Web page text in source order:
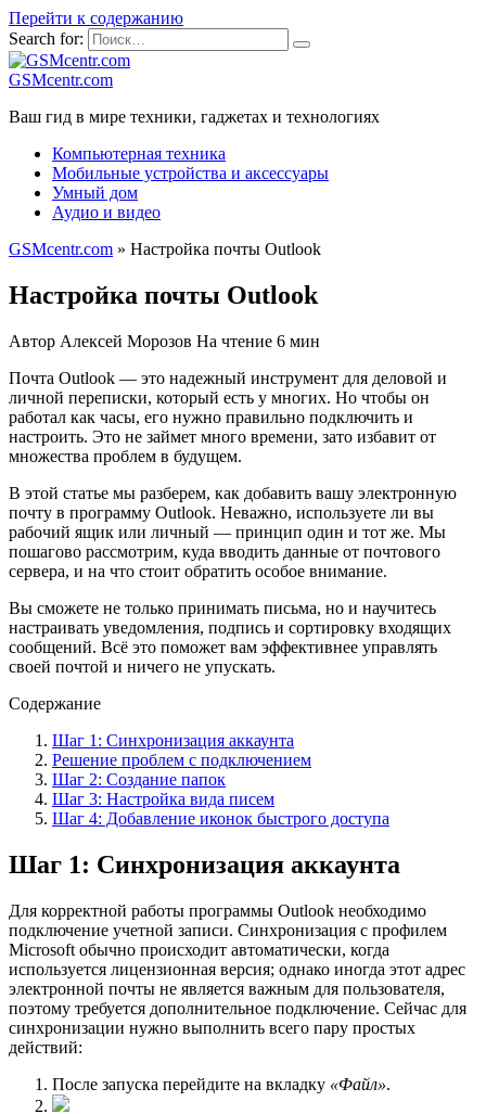
Перейти к содержанию
Search for:
GSMcentr.com
Ваш гид в мире техники, гаджетах и технологиях
Компьютерная техника
Мобильные устройства и аксессуары
Умный дом
Аудио и видео
GSMcentr.com » Настройка почты Outlook
Настройка почты Outlook
Автор Алексей Морозов На чтение 6 мин
Почта Outlook — это надeжный инструмент для деловой и
личной переписки, который есть у многих. Но чтобы он
работал как часы, его нужно правильно подключить и
настроить. Это не займет много времени, зато избавит от
множества проблем в будущем.
В этой статьe мы разберем, как добавить вашу электронную
почту в программу Outlook. Неважно, используете ли вы
рабочий ящик или личный — принцип один и тот же. Мы
пошагово рассмотрим, куда вводить данные от почтового
сервера, и на что стоит обратить особое внимание.
Вы сможете не только принимaть письма, но и научитесь
настраивать уведомления, подпись и сортировку входящих
сообщений. Всё это поможет вам эффективнее управлять
своей почтой и ничего не упускать.
Содержание
Шаг 1: Синхронизация аккаунта
Решение проблем с подключением
Шаг 2: Создание папок
Шаг 3: Настройка вида писем
Шаг 4: Добавление иконок быстрого доступа
Шаг 1: Синхронизация аккаунта
Для корректной работы программы Outlook необходимо
подключение учетной запиcи. Синхронизация с профилем
Microsoft обычно происходит автоматически, когда
используется лицензионная версия; однако иногда этот адрес
электронной почты не является важным для пользователя,
поэтому требуется дополнительное подключение. Сейчас для
синхронизации нужно выполнить всего пару простых
действий:
После запуска перейдите на вкладку «Файл».